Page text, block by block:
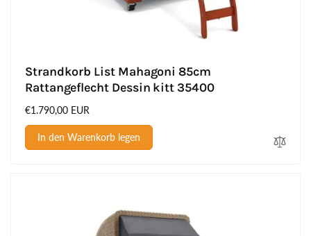
Strandkorb List Mahagoni 85cm
Rattangeflecht Dessin kitt 35400
Normaler
Preis
€1.790,00 EUR
In den Warenkorb legen